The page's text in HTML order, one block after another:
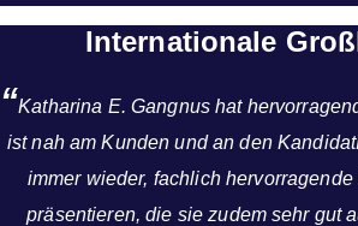
Internationale
“Katharina E. Gangnus hat
ist nah am Kunden und an den
immer wieder, fachlich
präsentieren, die sie zudem sehr gut